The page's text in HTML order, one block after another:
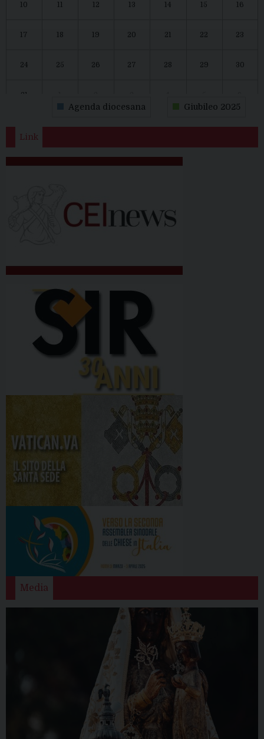
10 12 13 14 15 16
17 18 19 20 21 22 23
24 25 26 27 28 29 30
31
Agenda diocesana Giubileo 2025
Link
Media